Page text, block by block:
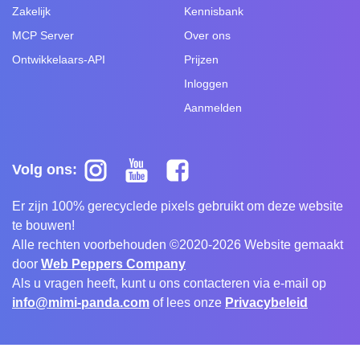
Zakelijk
MCP Server
Ontwikkelaars-API
Kennisbank
Over ons
Prijzen
Inloggen
Aanmelden
Volg ons:
Er zijn 100% gerecyclede pixels gebruikt om deze website
te bouwen!
Alle rechten voorbehouden ©2020-2026 Website gemaakt
door Web Peppers Company
Als u vragen heeft, kunt u ons contacteren via e-mail op
info@mimi-panda.com of lees onze Privacybeleid